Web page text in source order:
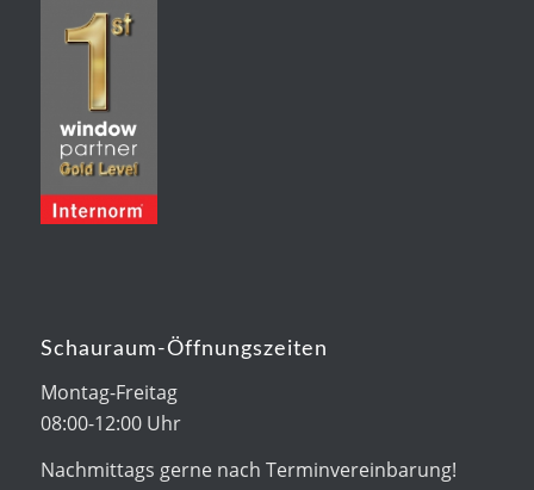
Schauraum-Öffnungszeiten
Montag-Freitag
08:00-12:00 Uhr
Nachmittags gerne nach Terminvereinbarung!